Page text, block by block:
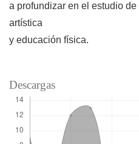
a profundizar en el estudio
artística
y educación física.
Descargas